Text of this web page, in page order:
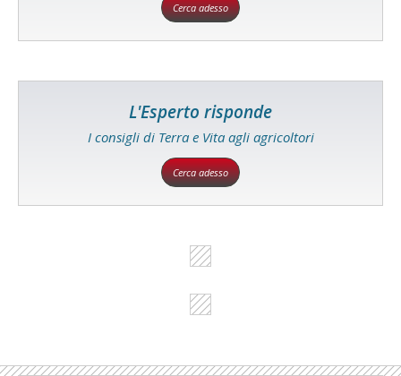
Cerca adesso
L'Esperto risponde
I consigli di Terra e Vita agli agricoltori
Cerca adesso